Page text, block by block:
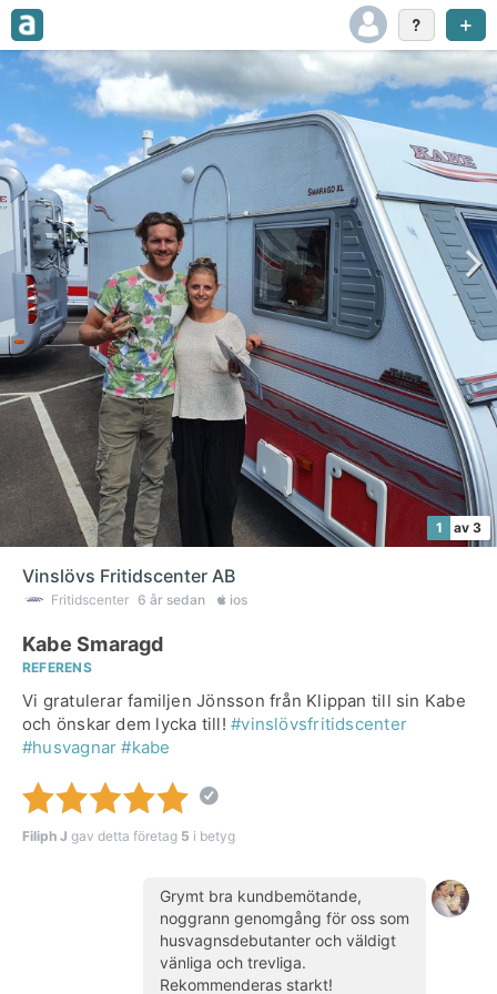
1 av 3
Vinslövs Fritidscenter AB
Fritidscenter 6 år sedan ios
Kabe Smaragd
REFERENS
Vi gratulerar familjen Jönsson från Klippan till sin Kabe
och önskar dem lycka till!#vinslövsfritidscenter
#husvagnar #kabe
Filiph J gav detta företag 5 i betyg
Grymt bra kundbemötande,
noggrann genomgång för oss som
husvagnsdebutanter och väldigt
vänliga och trevliga.
Rekommenderas starkt!